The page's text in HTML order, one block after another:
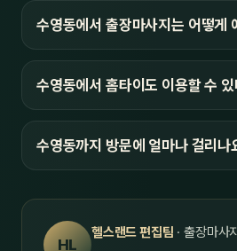
수영동에서 출장마사지는 어떻게
수영동에서 홈타이도 이용할 수
수영동까지 방문에 얼마나 걸리나
HL
헬스랜드 편집팀 · 출장마사